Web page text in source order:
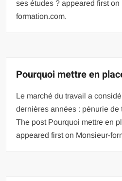
ses études ? appeared first on
formation.com.
Pourquoi mettre en
Le marché du travail a
dernières années : pénurie
The post Pourquoi mettre en
appeared first on Monsieur-